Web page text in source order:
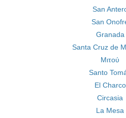
San
San
Granada
Santa Cruz de
Μιτού
Santo
El Charco
Circasia
La Mesa